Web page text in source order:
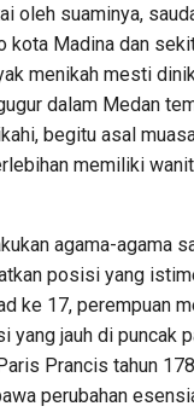
oleh suaminya,
kota Madina dan
menikah mesti
dalam Medan
begitu asal
memiliki
agama-agama
posisi yang
ke 17, perempuan
yang jauh di puncak
Prancis tahun
perubahan